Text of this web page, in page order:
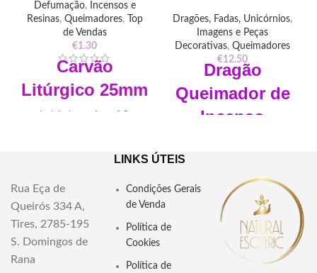
Defumação,
Incensos e
Resinas, Queimadores,
Top
de Vendas
€1.30
Carvão
Litúrgico 25mm
1 rolo c/ 10 carvões
Serve para queimar ervas,
folhas, paus e pós de ritual ou
cerimónia.
Colocar em recipientes de
ferro, barro, cerâmica, conchas
Dragões, Fadas, Unicórnios,
Imagens e Peças
Decorativas, Queimadores
€12.50
Dragão
Queimador de
Incenso
Largura: 9cm
Comprimento: 20 cm
Altura : 9.5cm
"Experimente a magia do Dragão
Rua Eça de
Queirós 334 A,
Tires, 2785-195
S. Domingos de
Rana
LINKS ÚTEIS
Condições Gerais
de Venda
Política de
Cookies
Política de